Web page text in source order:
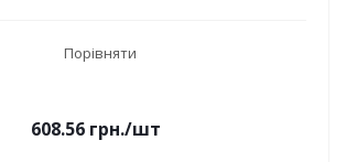
Порівняти
608.56грн./шт